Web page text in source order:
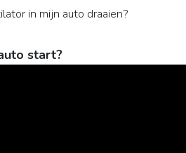
in mijn auto draaien?
start?